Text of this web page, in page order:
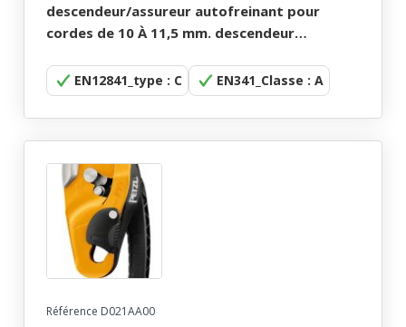
descendeur/assureur autofreinant pour
cordes de 10 À 11,5 mm. descendeur
EN12841_type : C EN341_Classe : A
Référence D021AA00